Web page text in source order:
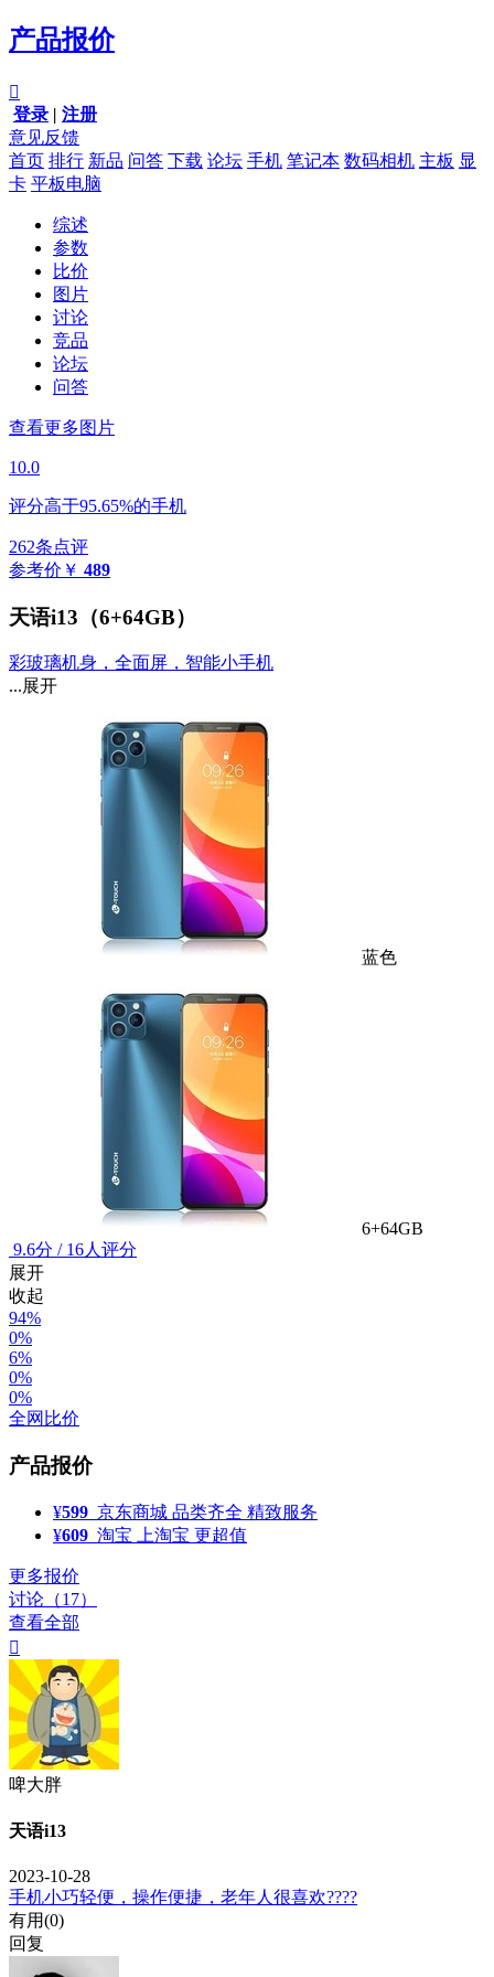
产品报价

登录 | 注册
意见反馈
首页 排行 新品 问答 下载 论坛 手机 笔记本 数码相机 主板 显
卡 平板电脑
综述
参数
比价
图片
讨论
竞品
论坛
问答
查看更多图片
10.0
评分高于95.65%的手机
262条点评
参考价 ￥ 489
天语i13（6+64GB）
彩玻璃机身，全面屏，智能小手机
...展开
蓝色
6+64GB
9.6分 / 16人评分
展开
收起
94%
0%
6%
0%
0%
全网比价
产品报价
¥599 京东商城 品类齐全 精致服务
¥609 淘宝 上淘宝 更超值
更多报价
讨论（17）
查看全部

啤大胖
天语i13
2023-10-28
手机小巧轻便，操作便捷，老年人很喜欢????
有用(0)
回复